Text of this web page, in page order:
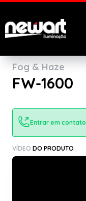
Fog & Haze
FW-1600
Entrar em contato
VÍDEO DO PRODUTO